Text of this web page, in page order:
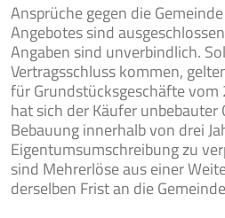
Ansprüche gegen die
Angebotes sind
Angaben sind unverbindlich.
Vertragsschluss kommen,
für Grundstücksgeschäfte vom
hat sich der Käufer unbebauter
Bebauung innerhalb von drei
Eigentumsumschreibung zu
sind Mehrerlöse aus einer
derselben Frist an die